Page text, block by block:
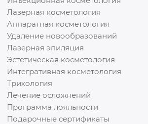
Лазерная косметология
Аппаратная косметология
Удаление новообразований
Лазерная эпиляция
Эстетическая косметология
Интегративная косметология
Трихология
Лечение осложнений
Программа лояльности
Подарочные сертификаты